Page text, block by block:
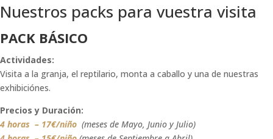
Nuestros packs para vuestra visita
PACK BÁSICO
Actividades:
Visita a la granja, el reptilario, monta a caballo y una de nuestras
exhibiciónes.
Precios y Duración:
4 horas – 17€/niño (meses de Mayo, Junio y Julio)